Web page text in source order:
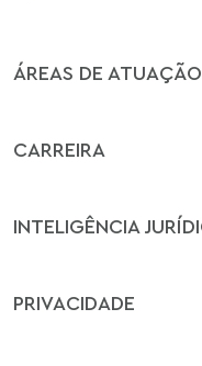
ÁREAS DE ATUAÇÃO
CARREIRA
INTELIGÊNCIA
PRIVACIDADE